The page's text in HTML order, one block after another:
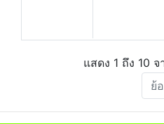
แสดง 1 ถึง 10
ย้